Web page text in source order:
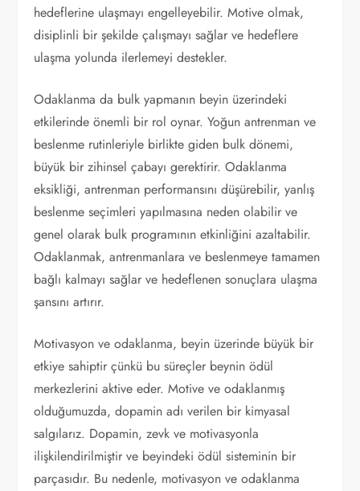
hedeflerine ulaşmayı engelleyebilir. Motive olmak,
disiplinli bir şekilde çalışmayı sağlar ve hedeflere
ulaşma yolunda ilerlemeyi destekler.
Odaklanma da bulk yapmanın beyin üzerindeki
etkilerinde önemli bir rol oynar. Yoğun antrenman ve
beslenme rutinleriyle birlikte giden bulk dönemi,
büyük bir zihinsel çabayı gerektirir. Odaklanma
eksikliği, antrenman performansını düşürebilir, yanlış
beslenme seçimleri yapılmasına neden olabilir ve
genel olarak bulk programının etkinliğini azaltabilir.
Odaklanmak, antrenmanlara ve beslenmeye tamamen
bağlı kalmayı sağlar ve hedeflenen sonuçlara ulaşma
şansını artırır.
Motivasyon ve odaklanma, beyin üzerinde büyük bir
etkiye sahiptir çünkü bu süreçler beynin ödül
merkezlerini aktive eder. Motive ve odaklanmış
olduğumuzda, dopamin adı verilen bir kimyasal
salgılarız. Dopamin, zevk ve motivasyonla
ilişkilendirilmiştir ve beyindeki ödül sisteminin bir
parçasıdır. Bu nedenle, motivasyon ve odaklanma